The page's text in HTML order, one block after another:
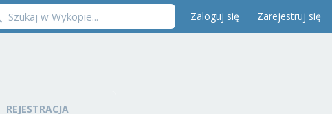
Zaloguj się Zarejestruj się
REJESTRACJA